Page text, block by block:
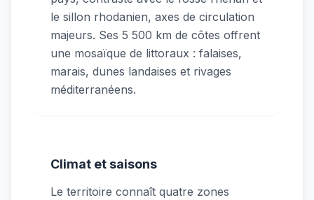
le sillon rhodanien, axes de circulation
majeurs. Ses 5 500 km de côtes offrent
une mosaïque de littoraux : falaises,
marais, dunes landaises et rivages
méditerranéens.
Climat et saisons
Le territoire connaît quatre zones